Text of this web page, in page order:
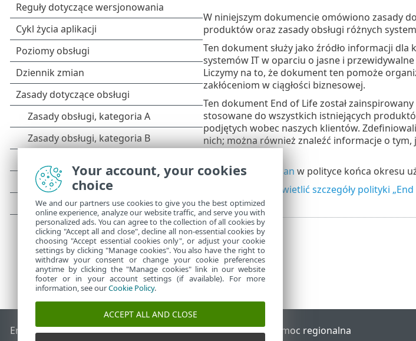
W niniejszym dokumencie omówiono zasady
produktów oraz zasady obsługi różnych
Ten dokument służy jako źródło informacji
systemów IT w oparciu o jasne i
Liczymy na to, że dokument ten pomoże
zakłóceniom w ciągłości biznesowej.
Ten dokument End of Life został
stosowane do wszystkich istniejących
podjętych wobec naszych klientów.
nich; można również znaleźć informacje o
Zobaczyć listę zmian w polityce końca okresu
Kliknij, aby wyświetlić szczegóły polityki
End of LifeBaza wiedzy ESETForum ESETESET Status Portal Pomoc regionalna
Your account, your cookies
choice
We and our partners use cookies to give you the best optimized
online experience, analyze our website traffic, and serve you with
personalized ads. You can agree to the collection of all cookies by
clicking "Accept all and close", decline all non-essential cookies by
choosing "Accept essential cookies only", or adjust your cookie
settings by clicking "Manage cookies". You also have the right to
withdraw your consent or change your cookie preferences
anytime by clicking the "Manage cookies" link in our website
footer or in your account settings (if available). For more
information, see ourCookie Policy.
ACCEPT ALL AND CLOSE